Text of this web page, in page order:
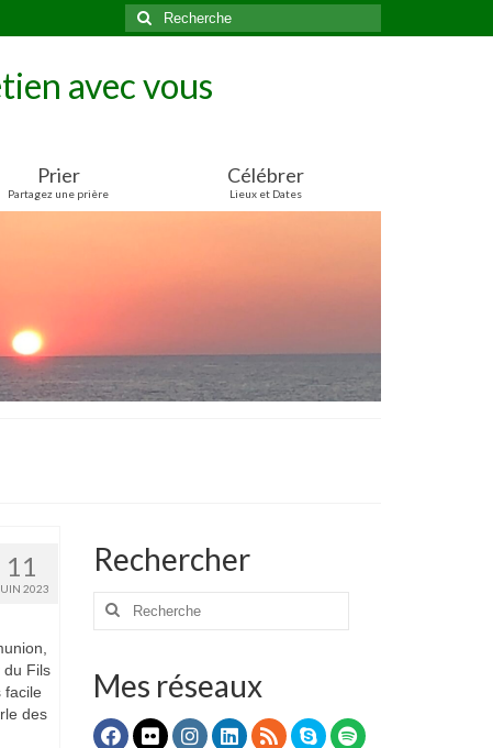
Rechercher
:
avec vous
Prier
Partagez une prière
Célébrer
Lieux et Dates
11
2023
du Fils
facile
des
Rechercher
Rechercher
Mes réseaux